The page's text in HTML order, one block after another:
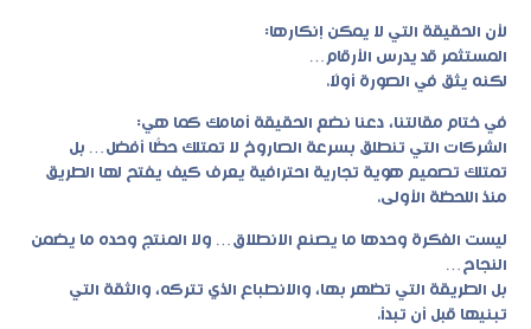
لأن الحقيقة التي لا يمكن إنكارها:
المستثمر قد يدرس الأرقام…
لكنه يثق في الصورة أولًا.
في ختام مقالتنا، دعنا نضع الحقيقة أمامك كما هي:
الشركات التي تنطلق بسرعة الصاروخ لا تمتلك حظًا أفضل… بل
تمتلك تصميم هوية تجارية احترافية يعرف كيف يفتح لها الطريق
منذ اللحظة الأولى.
ليست الفكرة وحدها ما يصنع الانطلاق… ولا المنتج وحده ما يضمن
النجاح…
بل الطريقة التي تظهر بها، والانطباع الذي تتركه، والثقة التي
تبنيها قبل أن تبدأ.